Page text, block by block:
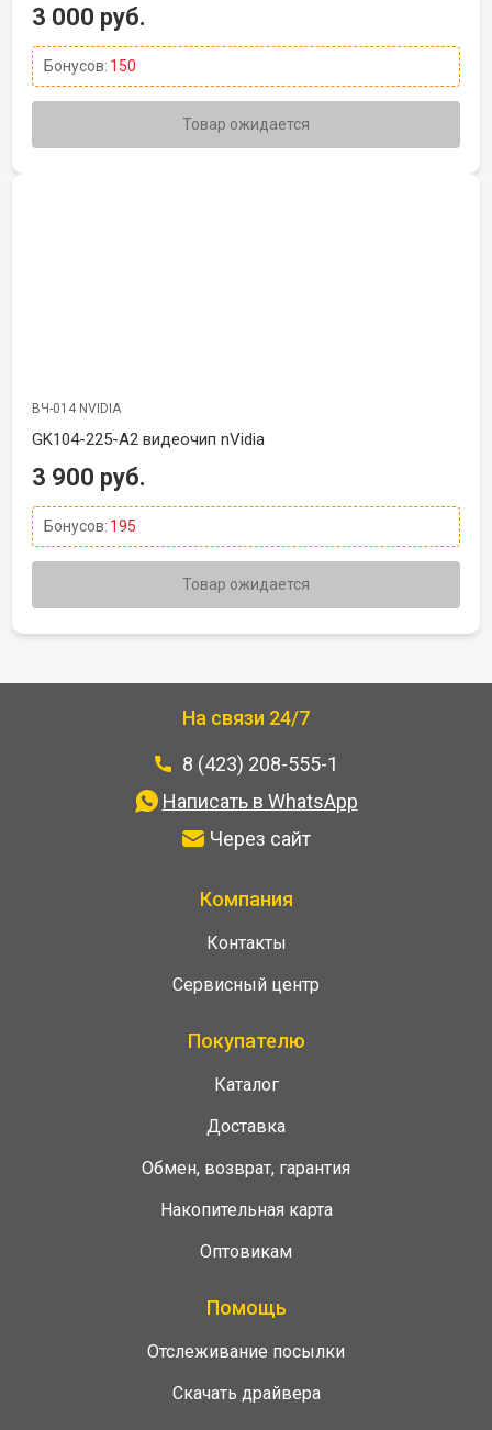
3 000 руб.
Бонусов: 150
Товар ожидается
ВЧ-014 NVIDIA
GK104-225-A2 видеочип nVidia
3 900 руб.
Бонусов: 195
Товар ожидается
Компания
Контакты
Сервисный центр
Покупателю
Каталог
Доставка
Обмен, возврат, гарантия
Накопительная карта
Оптовикам
Помощь
Отслеживание посылки
Скачать драйвера
На связи 24/7
8 (423) 208-555-1
Написать в WhatsApp
Через сайт